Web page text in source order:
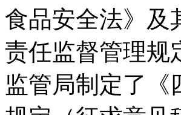
食品安全法》及
责任监督管理规
监管局制定了《